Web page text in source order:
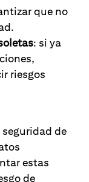
que no
: si ya
riesgos
de
estas
de